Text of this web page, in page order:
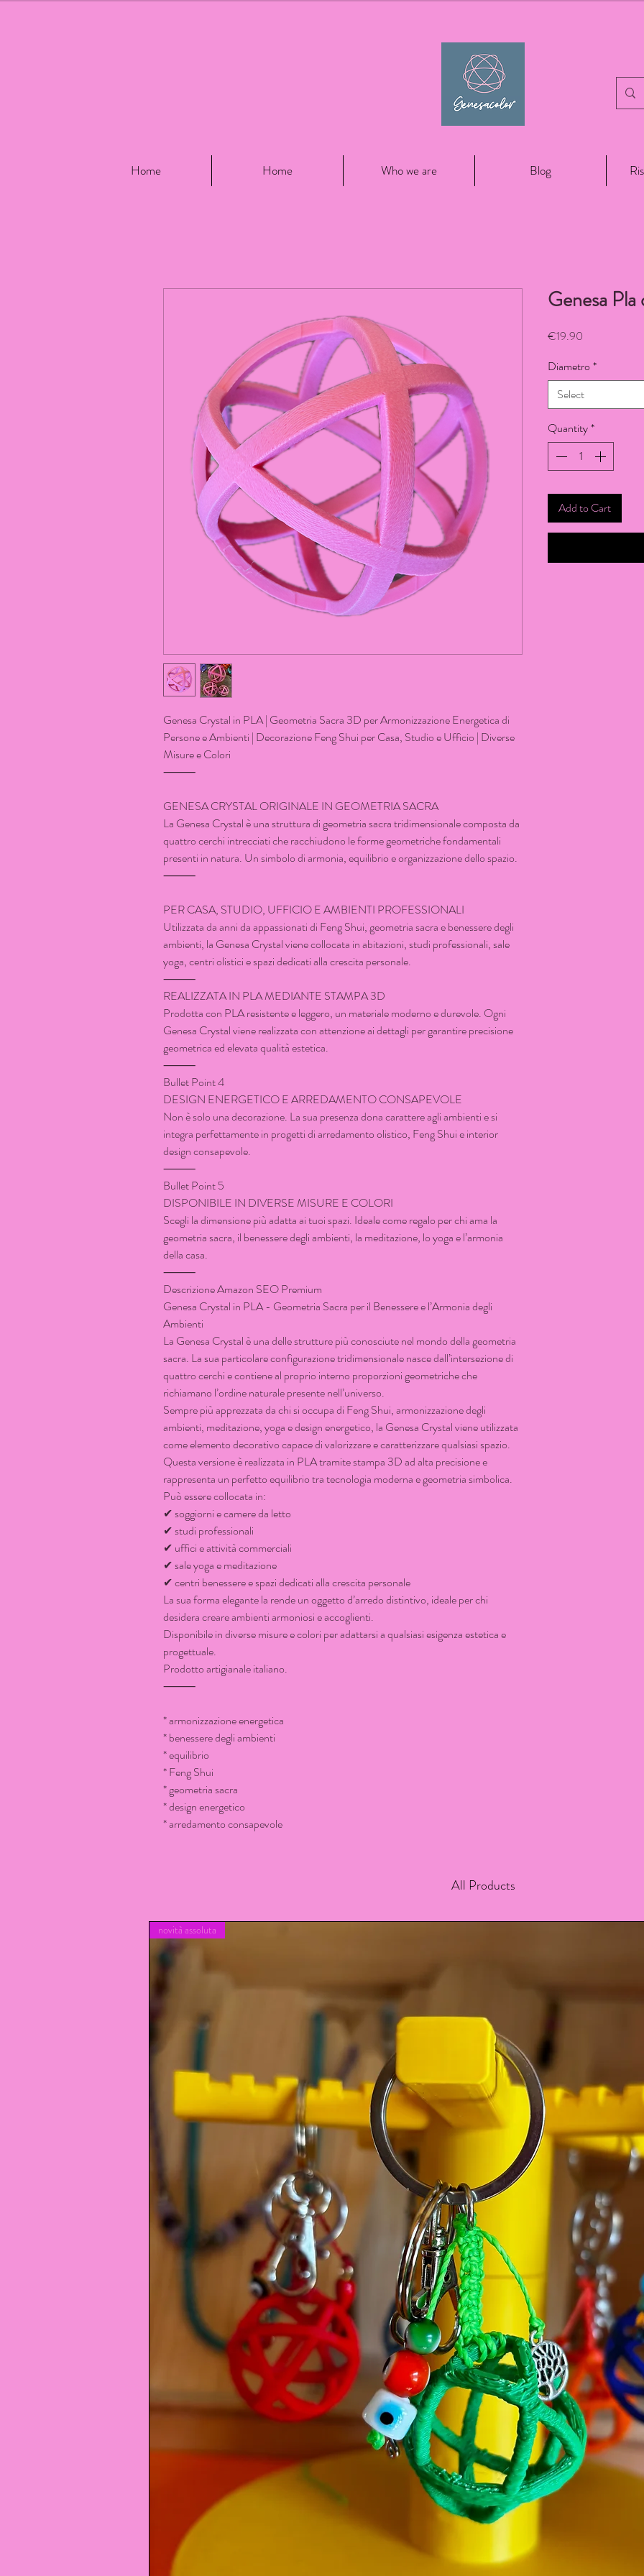
Home Home Who we are Blog
Genesa Crystal in PLA | Geometria Sacra 3D per Armonizzazione Energetica di
Persone e Ambienti | Decorazione Feng Shui per Casa, Studio e Ufficio | Diverse
Misure e Colori
⸻
GENESA CRYSTAL ORIGINALE IN GEOMETRIA SACRA
La Genesa Crystal è una struttura di geometria sacra tridimensionale composta da
quattro cerchi intrecciati che racchiudono le forme geometriche fondamentali
presenti in natura. Un simbolo di armonia, equilibrio e organizzazione dello spazio.
⸻
PER CASA, STUDIO, UFFICIO E AMBIENTI PROFESSIONALI
Utilizzata da anni da appassionati di Feng Shui, geometria sacra e benessere degli
ambienti, la Genesa Crystal viene collocata in abitazioni, studi professionali, sale
yoga, centri olistici e spazi dedicati alla crescita personale.
⸻
REALIZZATA IN PLA MEDIANTE STAMPA 3D
Prodotta con PLA resistente e leggero, un materiale moderno e durevole. Ogni
Genesa Crystal viene realizzata con attenzione ai dettagli per garantire precisione
geometrica ed elevata qualità estetica.
⸻
Bullet Point 4
DESIGN ENERGETICO E ARREDAMENTO CONSAPEVOLE
Non è solo una decorazione. La sua presenza dona carattere agli ambienti e si
integra perfettamente in progetti di arredamento olistico, Feng Shui e interior
design consapevole.
⸻
Bullet Point 5
DISPONIBILE IN DIVERSE MISURE E COLORI
Scegli la dimensione più adatta ai tuoi spazi. Ideale come regalo per chi ama la
geometria sacra, il benessere degli ambienti, la meditazione, lo yoga e l’armonia
della casa.
⸻
Descrizione Amazon SEO Premium
Genesa Crystal in PLA - Geometria Sacra per il Benessere e l’Armonia degli
Ambienti
La Genesa Crystal è una delle strutture più conosciute nel mondo della geometria
sacra. La sua particolare configurazione tridimensionale nasce dall’intersezione di
quattro cerchi e contiene al proprio interno proporzioni geometriche che
richiamano l’ordine naturale presente nell’universo.
Sempre più apprezzata da chi si occupa di Feng Shui, armonizzazione degli
ambienti, meditazione, yoga e design energetico, la Genesa Crystal viene utilizzata
come elemento decorativo capace di valorizzare e caratterizzare qualsiasi spazio.
Questa versione è realizzata in PLA tramite stampa 3D ad alta precisione e
rappresenta un perfetto equilibrio tra tecnologia moderna e geometria simbolica.
Può essere collocata in:
✔ soggiorni e camere da letto
✔ studi professionali
✔ uffici e attività commerciali
✔ sale yoga e meditazione
✔ centri benessere e spazi dedicati alla crescita personale
La sua forma elegante la rende un oggetto d’arredo distintivo, ideale per chi
desidera creare ambienti armoniosi e accoglienti.
Disponibile in diverse misure e colori per adattarsi a qualsiasi esigenza estetica e
progettuale.
Prodotto artigianale italiano.
⸻
* armonizzazione energetica
* benessere degli ambienti
* equilibrio
* Feng Shui
* geometria sacra
* design energetico
* arredamento consapevole
Genesa
€19.90
Diametro *
Select
Quantity*
Add to Cart
All Products
novità assoluta